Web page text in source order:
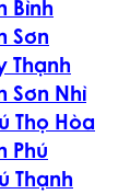
Bình
Sơn
Thạnh
Sơn Nhì
Thọ Hòa
Phú
Thạnh